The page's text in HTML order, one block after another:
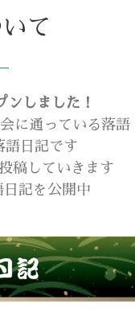
て
ンしました！
に通っている落語
語日記です
稿していきます
記を公開中